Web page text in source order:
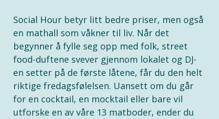
Social Hour betyr litt bedre priser, men også
en mathall som våkner til liv. Når det
begynner å fylle seg opp med folk, street
food-duftene svever gjennom lokalet og DJ-
en setter på de første låtene, får du den helt
riktige fredagsfølelsen. Uansett om du går
for en cocktail, en mocktail eller bare vil
utforske en av våre 13 matboder, ender du